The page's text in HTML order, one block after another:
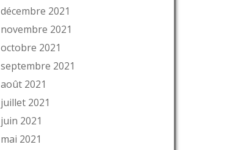
décembre 2021
novembre 2021
octobre 2021
septembre 2021
août 2021
juillet 2021
juin 2021
mai 2021